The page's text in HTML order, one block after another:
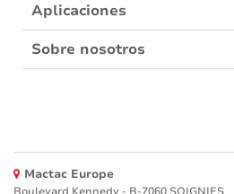
Aplicaciones
Sobre nosotros
Mactac Europe